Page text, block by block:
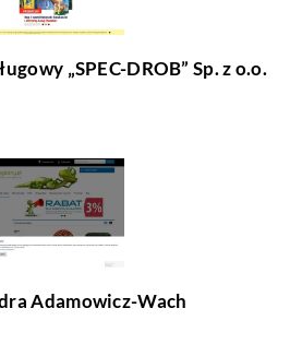
„SPEC-DROB” Sp. z o.o.
Adamowicz-Wach